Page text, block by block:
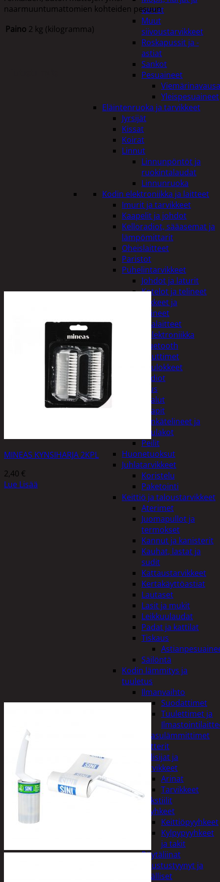
varret
Muut
siivoustarvikkeet
Roskapussit ja -
astiat
Sankot
Pesuaineet
Yleispesuaineet
Eläintenruoka ja tarvikkeet
Jyrsijät
Kissat
Koirat
Linnut
Linnunpöntöt ja
ruokintalaudat
Linnunruoka
Kodin elektroniikka ja laitteet
Imurit ja tarvikkeet
Kaapelit ja johdot
Kelloradiot, sääasemat ja
lämpömittarit
Oheislaitteet
Paristot
Puhelintarvikkeet
Johdot ja laturit
Kotelot ja telineet
Tv-tarvikkeet ja
seinätelineet
Varavirtalaitteet
Viihde-elektroniikka
Bluetooth
kaiuttimet
Kuulokkeet
Radiot
Koti ja sisustus
Huonekalut
Kaapit
Kenkätelineet ja
naulakot
Peilit
Huonetuoksut
Juhlatarvikkeet
Koristelu
Paketointi
Keittiö ja taloustarvikkeet
Aterimet
Juomapullot ja
termokset
Kannut ja kanisterit
Kauhat, lastat ja
sudit
Kattaustarvikkeet
Kertakäyttöastiat
Lautaset
Lasit ja mukit
Leikkuulaudat
Padat ja kattilat
Tiskaus
Säilöntä
Kodin lämmitys ja
tuuletus
Ilmanvaihto
Suodattimet
Tuulettimet ja
Kaasulämmittimet
Patterit
Tulisijat ja
tarvikkeet
Arinat
Tarvikkeet
Kodintekstiilit
Pyyhkeet
Keittiöpyyhkeet
Kylpypyyhkeet
ja takit
Pöytäliinat
Sisustustyynyt ja
päälliset
naarmuuntumattomien kohteiden pesuun
Paino 2 kg (kilogramma)
MINEAS KYNSIHARJA 2KPL
2,40 €
Lue Lisää